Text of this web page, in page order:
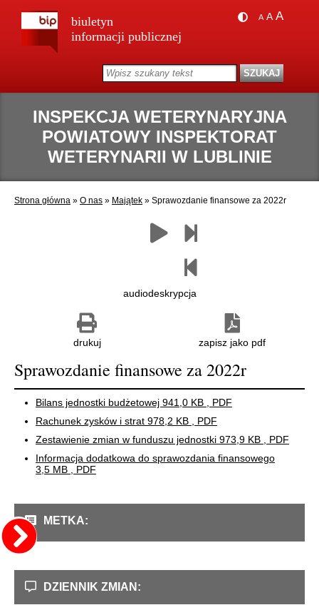
biuletyn
informacji publicznej
A A A
INSPEKCJA WETERYNARYJNA
POWIATOWY INSPEKTORAT
WETERYNARII W LUBLINIE
Strona główna » O nas » Majątek » Sprawozdanie finansowe za 2022r
Poprzedni
audiodeskrypcja
zapisz jako pdf
drukuj
Sprawozdanie finansowe za 2022r
Bilans jednostki budżetowej 941,0 KB
, PDF
Rachunek zysków i strat 978,2 KB
, PDF
Zestawienie zmian w funduszu jednostki 973,9 KB
, PDF
Informacja dodatkowa do sprawozdania finansowego
3,5 MB
, PDF
METKA:
DZIENNIK ZMIAN: